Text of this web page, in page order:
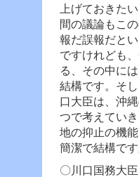
上げておきた
間の議論もこ
報だ誤報だと
ですけれども
る、その中に
結構です。 そ
口大臣は、沖
つで考えてい
地の抑止の機
簡潔で結構で
〇川口国務大臣